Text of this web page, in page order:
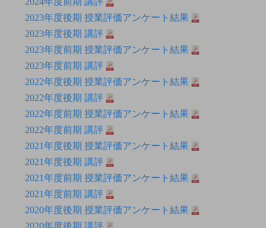
2023年度後期 授業評価アンケート結果
2023年度後期 講評
2023年度前期 授業評価アンケート結果
2023年度前期 講評
2022年度後期 授業評価アンケート結果
2022年度後期 講評
2022年度前期 授業評価アンケート結果
2022年度前期 講評
2021年度後期 授業評価アンケート結果
2021年度後期 講評
2021年度前期 授業評価アンケート結果
2021年度前期 講評
2020年度後期 授業評価アンケート結果
2020年度後期 講評